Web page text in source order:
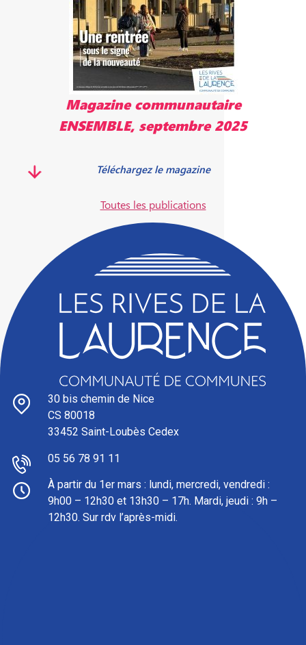
30 bis chemin de Nice
CS 80018
33452 Saint-Loubès Cedex
05 56 78 91 11
À partir du 1er mars : l undi, mercredi, vendredi :
9h00 – 12h30 et 13h30 – 17h. Mardi, jeudi : 9h –
12h30. Sur rdv l’après-midi.
Magazine communautaire
ENSEMBLE, septembre 2025
Téléchargez le magazine
Toutes les publications